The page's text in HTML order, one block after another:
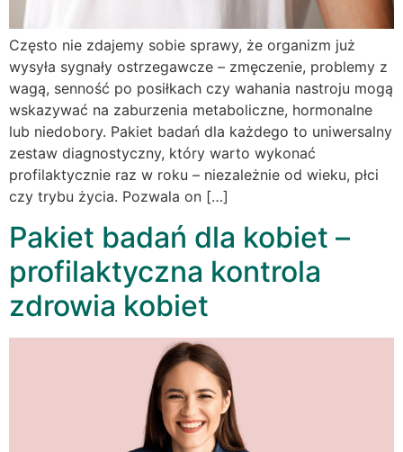
Często nie zdajemy sobie sprawy, że organizm już
wysyła sygnały ostrzegawcze – zmęczenie, problemy z
wagą, senność po posiłkach czy wahania nastroju mogą
wskazywać na zaburzenia metaboliczne, hormonalne
lub niedobory. Pakiet badań dla każdego to uniwersalny
zestaw diagnostyczny, który warto wykonać
profilaktycznie raz w roku – niezależnie od wieku, płci
czy trybu życia. Pozwala on […]
Pakiet badań dla kobiet –
profilaktyczna kontrola
zdrowia kobiet